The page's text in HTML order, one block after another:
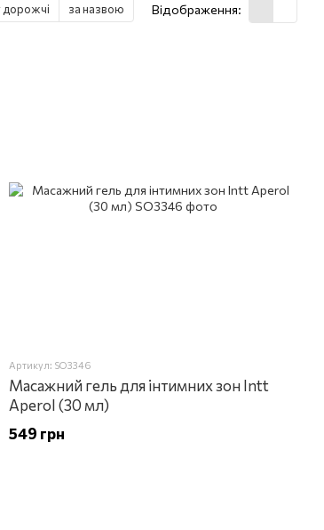
дорожчі за назвою Відображення:
Артикул: SO3346
Масажний гель для інтимних зон Intt
Aperol (30 мл)
549 грн